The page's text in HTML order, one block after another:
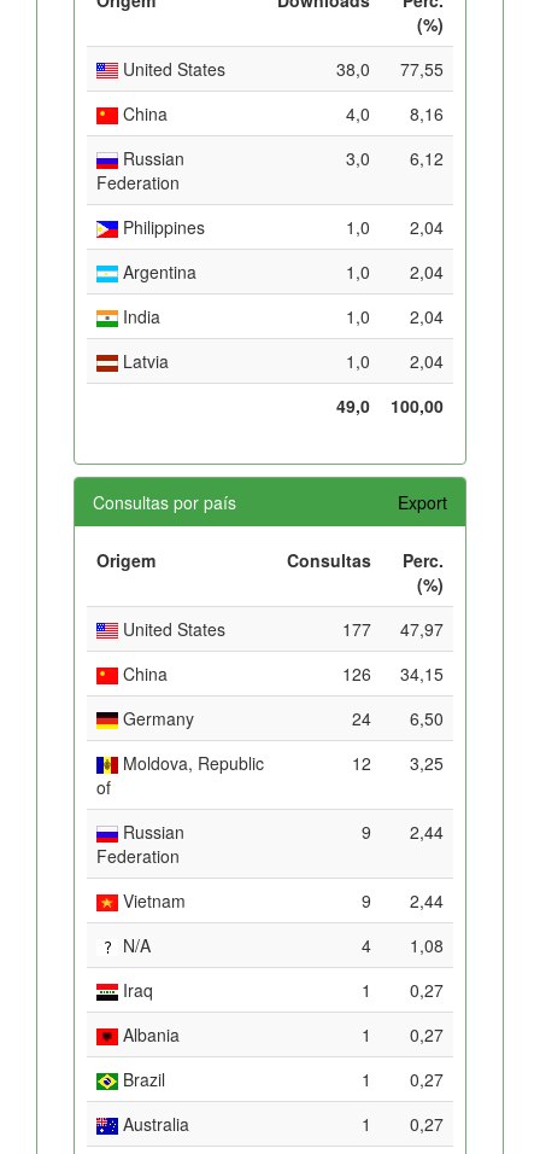
(%)
United States
38,0
77,55
China
4,0
8,16
Russian
Federation
3,0 6,12
Philippines 1,0
2,04
Argentina
1,0
2,04
India
1,0
2,04
Latvia
1,0
2,04
49,0
100,00
Consultas por país Export
Origem Consultas
Perc.
(%)
United States
177
47,97
China
126
34,15
Germany
24
6,50
Moldova, Republic
of
12 3,25
Russian
Federation
9 2,44
Vietnam 9
2,44
N/A
4
1,08
Iraq
1
0,27
Albania
1
0,27
Brazil
1
0,27
Australia
1
0,27